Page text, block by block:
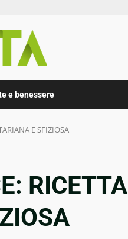
e benessere
E SFIZIOSA
RICETTA